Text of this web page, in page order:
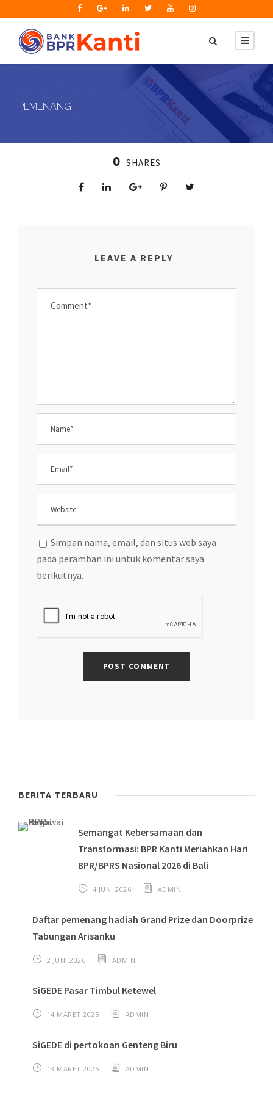
PEMENANG
0 SHARES
LEAVE A REPLY
Simpan nama, email, dan situs web saya
pada peramban ini untuk komentar saya
berikutnya.
BERITA TERBARU
Semangat Kebersamaan dan
Transformasi: BPR Kanti Meriahkan Hari
BPR/BPRS Nasional 2026 di Bali
4 JUNI 2026 ADMIN
Daftar pemenang hadiah Grand Prize dan Doorprize
Tabungan Arisanku
2 JUNI 2026 ADMIN
SiGEDE Pasar Timbul Ketewel
14 MARET 2025 ADMIN
SiGEDE di pertokoan Genteng Biru
13 MARET 2025 ADMIN